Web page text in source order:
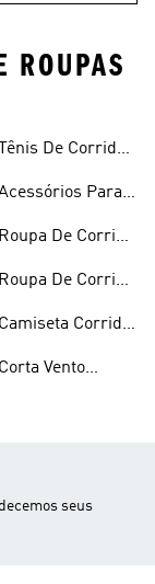
ROUPAS
Tênis De Corrida
Para
Roupa De Corrida
Roupa De Corrida
Camiseta Corrida
Corta Vento
seus